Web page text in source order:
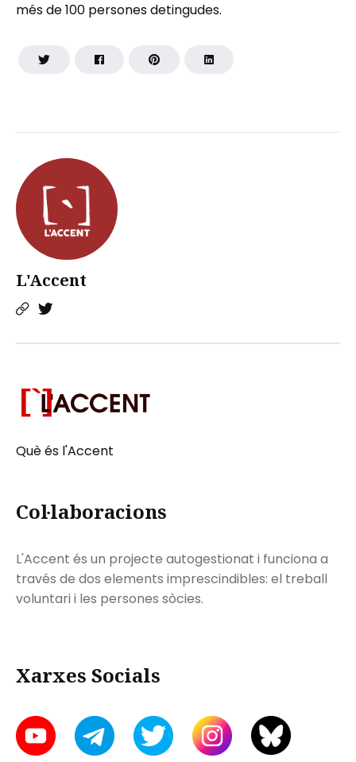
L'Accent
més de 100 persones detingudes.
Què és l'Accent
Col·laboracions
L'Accent és un projecte autogestionat i funciona a
través de dos elements imprescindibles: el treball
voluntari i les persones sòcies.
Xarxes Socials